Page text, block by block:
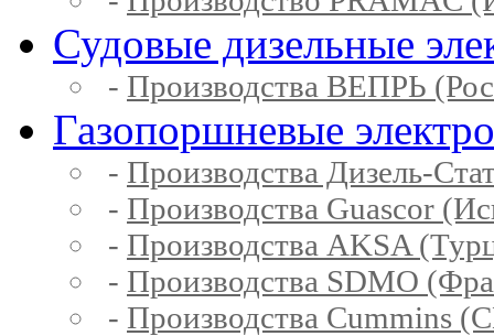
Судовые дизельные
- Производства ВЕПРЬ
Газопоршневые
- Производства Дизель-
- Производства Guascor
- Производства AKSA
- Производства SDMO
- Производства Cummins